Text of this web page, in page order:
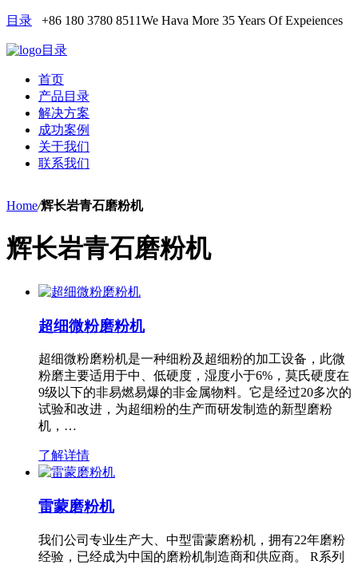
目录 +86 180 3780 8511We Hava More 35 Years Of Expeiences
目录
首页
产品目录
解决方案
成功案例
关于我们
联系我们
Home/辉长岩青石磨粉机
辉长岩青石磨粉机
超细微粉磨粉机
超细微粉磨粉机是一种细粉及超细粉的加工设备，此微
粉磨主要适用于中、低硬度，湿度小于6%，莫氏硬度在
9级以下的非易燃易爆的非金属物料。它是经过20多次的
试验和改进，为超细粉的生产而研发制造的新型磨粉
机，…
了解详情
雷蒙磨粉机
我们公司专业生产大、中型雷蒙磨粉机，拥有22年磨粉
经验，已经成为中国的磨粉机制造商和供应商。 R系列